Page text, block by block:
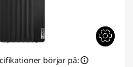
börjar på: